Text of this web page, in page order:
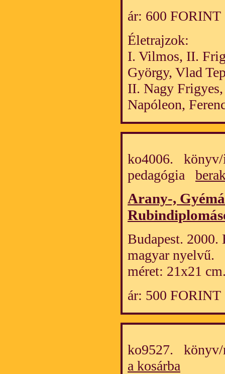
ár: 600 FORINT
Életrajzok:
I. Vilmos, II.
György, Vlad
II. Nagy
Napóleon,
ko4006. könyv/
pedagógia
Arany-,
Budapest.
magyar nyelvű.
méret: 21x21
ár: 500 FORINT
ko9527.
a kosárba